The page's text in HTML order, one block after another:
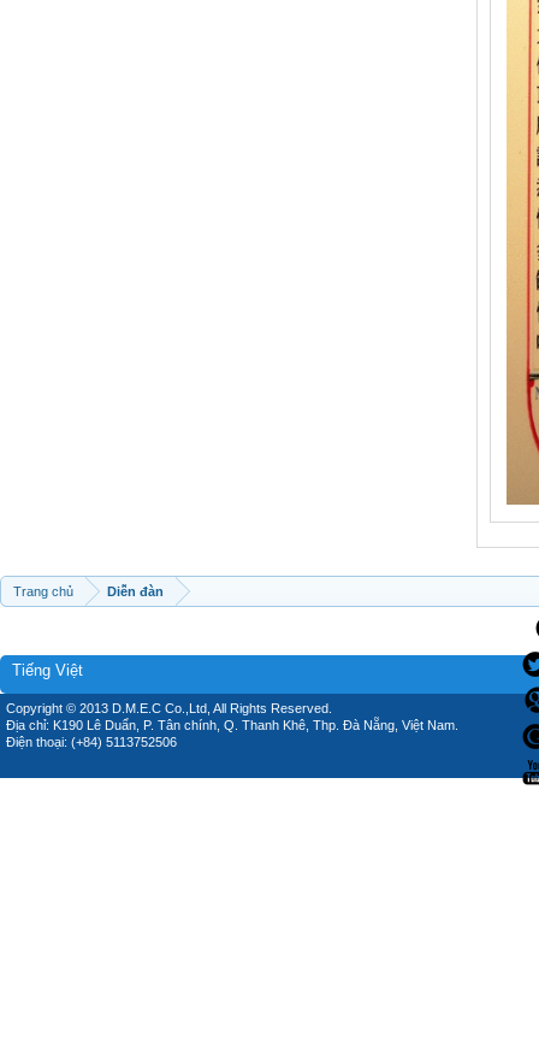
Trang chủ Diễn đàn
Tiếng Việt
Copyright © 2013 D.M.E.C Co.,Ltd, All Rights Reserved.
Địa chỉ: K190 Lê Duẩn, P. Tân chính, Q. Thanh Khê, Thp. Đà Nẵng, Việt Nam.
Điện thoại: (+84) 5113752506